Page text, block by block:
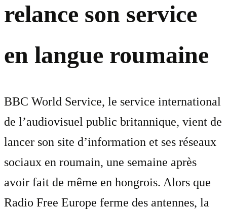
relance son service
en langue roumaine
BBC World Service, le service international
de l’audiovisuel public britannique, vient de
lancer son site d’information et ses réseaux
sociaux en roumain, une semaine après
avoir fait de même en hongrois. Alors que
Radio Free Europe ferme des antennes, la